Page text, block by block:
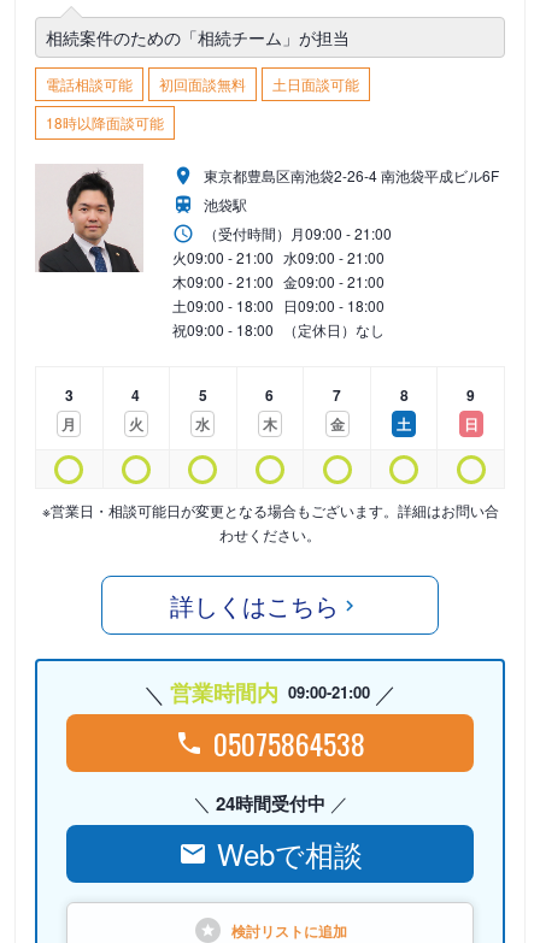
相続案件のための「相続チーム」が担当
電話相談可能 初回面談無料
土日面談可能
18時以降面談可能
東京都豊島区南池袋2-26-4 南池袋平成ビル6F
池袋駅
（受付時間） 月09:00 - 21:00
火09:00 - 21:00 水09:00 - 21:00
木09:00 - 21:00 金09:00 - 21:00
土09:00 - 18:00 日09:00 - 18:00
祝09:00 - 18:00 （定休日）なし
3
月
4
火
5
水
6
木
7
金
8
土
9
日
※営業日・相談可能日が変更となる場合もございます。詳細はお問い合
わせください。
詳しくはこちら
営業時間内 09:00-21:00
05075864538
24時間受付中
Webで相談
検討リストに追加